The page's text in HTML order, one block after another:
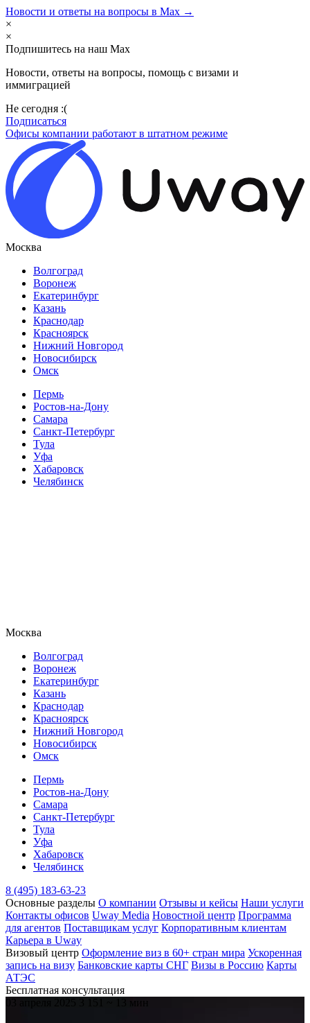
Новости и ответы на вопросы в Max →
×
×
Подпишитесь на наш Max
Новости, ответы на вопросы, помощь с визами и
иммиграцией
Не сегодня :(
Подписаться
Офисы компании работают в штатном режиме
Москва
Волгоград
Воронеж
Екатеринбург
Казань
Краснодар
Красноярск
Нижний Новгород
Новосибирск
Омск
Пермь
Ростов-на-Дону
Самара
Санкт-Петербург
Тула
Уфа
Хабаровск
Челябинск
Москва
Волгоград
Воронеж
Екатеринбург
Казань
Краснодар
Красноярск
Нижний Новгород
Новосибирск
Омск
Пермь
Ростов-на-Дону
Самара
Санкт-Петербург
Тула
Уфа
Хабаровск
Челябинск
8 (495) 183-63-23
Основные разделы О компании Отзывы и кейсы Наши услуги
Контакты офисов Uway Media Новостной центр Программа
для агентов Поставщикам услуг Корпоративным клиентам
Карьера в Uway
Визовый центр Оформление виз в 60+ стран мира Ускоренная
запись на визу Банковские карты СНГ Визы в Россию Карты
АТЭС
Бесплатная консультация